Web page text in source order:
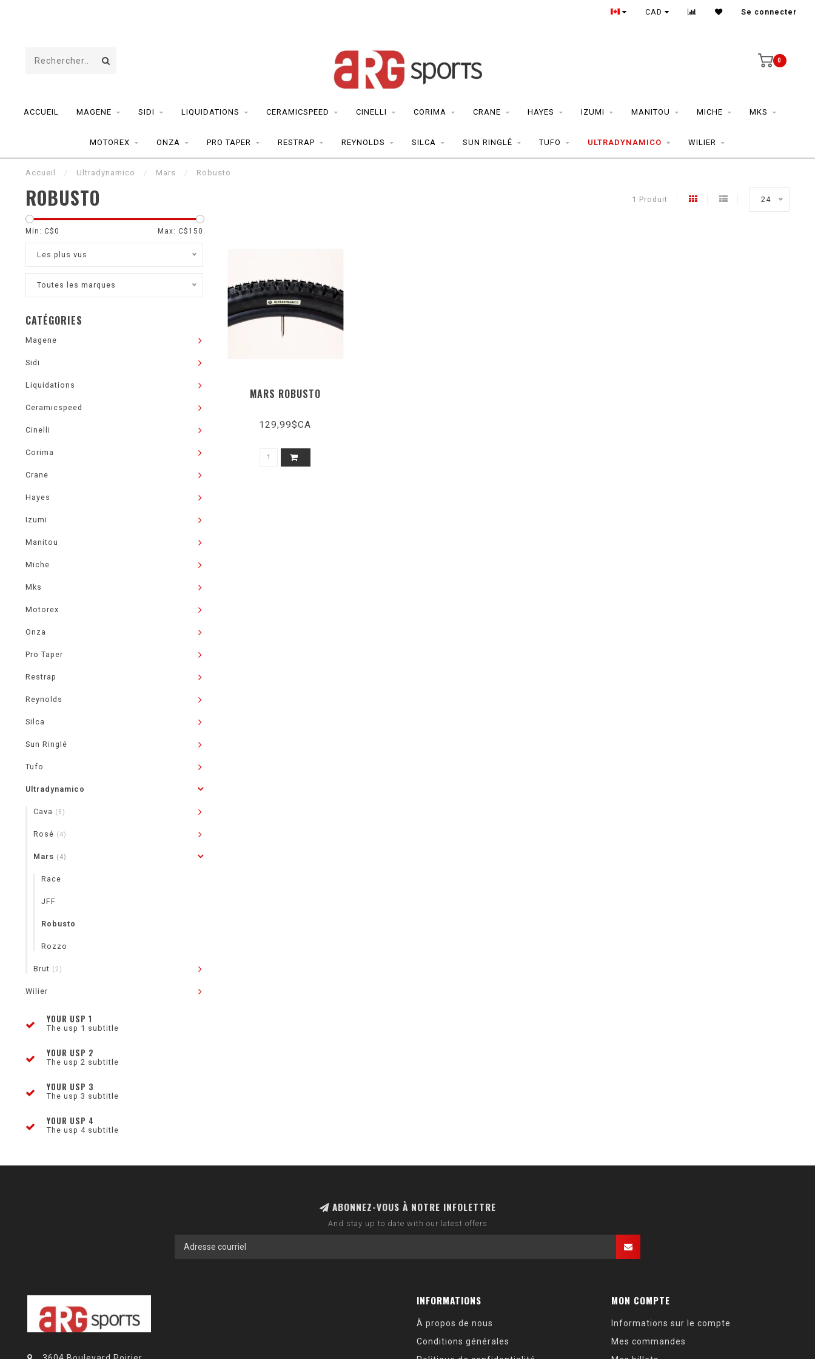
CAD Se connecter
0
ACCUEIL MAGENE SIDI LIQUIDATIONS CERAMICSPEED CINELLI CORIMA CRANE HAYES IZUMI MANITOU MICHE MKS
MOTOREX ONZA PRO TAPER RESTRAP REYNOLDS SILCA SUN RINGLÉ TUFO ULTRADYNAMICO WILIER
Accueil / Ultradynamico / Mars / Robusto
ROBUSTO 1 Produit 24
Min: C$0 Max: C$ 150
Les plus vus
Toutes les marques
CATÉGORIES
Magene
Sidi
Liquidations
Ceramicspeed
Cinelli
Corima
Crane
Hayes
Izumi
Manitou
Miche
Mks
Motorex
Onza
Pro Taper
Restrap
Reynolds
Silca
Sun Ringlé
Tufo
Ultradynamico
Cava (5)
Rosé (4)
Mars (4)
Race
JFF
Robusto
Rozzo
Brut (2)
Wilier
YOUR USP 1
The usp 1 subtitle
YOUR USP 2
The usp 2 subtitle
YOUR USP 3
The usp 3 subtitle
YOUR USP 4
The usp 4 subtitle
MARS ROBUSTO
129,99$CA
ABONNEZ-VOUS À NOTRE INFOLETTRE
And stay up to date with our latest offers
INFORMATIONS
À propos de nous
Conditions générales
MON COMPTE
Informations sur le compte
Mes commandes